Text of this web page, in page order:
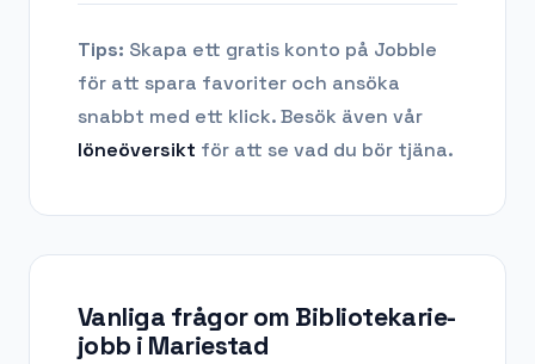
Tips: Skapa ett gratis konto på Jobble
för att spara favoriter och ansöka
snabbt med ett klick. Besök även vår
löneöversikt för att se vad du bör tjäna.
Vanliga frågor om Bibliotekarie-
jobb i Mariestad